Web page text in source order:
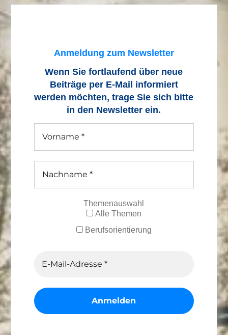
Anmeldung zum Newsletter
Wenn Sie fortlaufend über neue
Beiträge per E-Mail informiert
werden möchten, trage Sie sich bitte
in den Newsletter ein.
Themenauswahl
Alle Themen
Berufsorientierung